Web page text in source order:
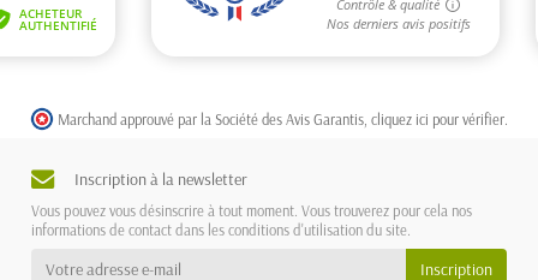
Marchand approuvé par la Société des Avis Garantis, cliquez ici pour vérifier
Inscription à la newsletter
Vous pouvez vous désinscrire à tout moment. Vous trouverez pour cela nos
informations de contact dans les conditions d'utilisation du site.